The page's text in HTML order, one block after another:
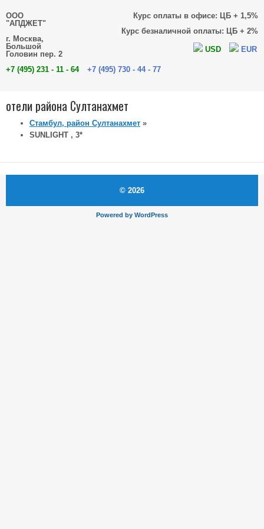
Курс оплаты в офисе: ЦБ + 1,5%
Курс безналичной оплаты: ЦБ + 2%
USD EUR
ООО
"АПДЖЕТ"
г. Москва,
Большой
Головин пер. 2
+7 (495) 231 - 11 - 64
+7 (495) 730 - 44 - 77
отели района Султанахмет
Стамбул, район Султанахмет »
SUNLIGHT , 3*
© 2026
Powered by WordPress